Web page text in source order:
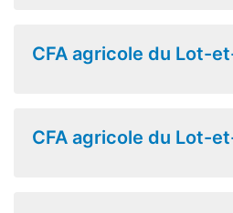
CFA agricole du Lot-
CFA agricole du Lot-